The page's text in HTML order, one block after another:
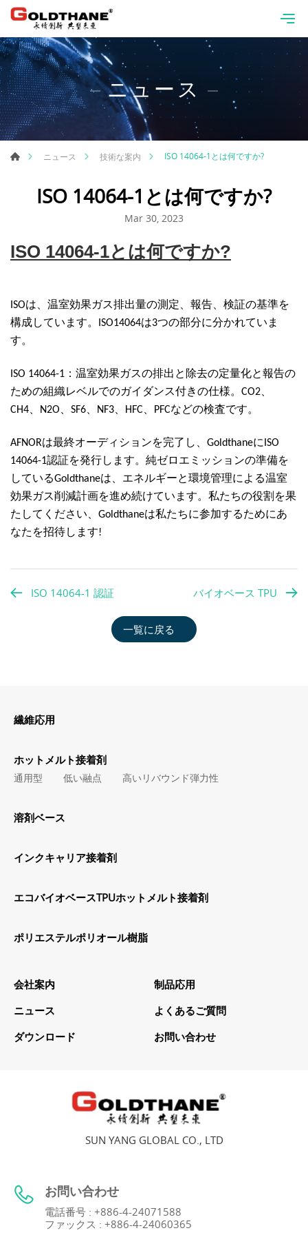
ニュース
ニュース 技術な案内 ISO 14064-1とは何ですか?
ISO 14064-1とは何ですか?
Mar 30, 2023
ISO 14064-1とは何ですか?
ISOは、温室効果ガス排出量の測定、報告、検証の基準を
構成しています。
ISO14064は3つの部分に分かれていま
す。
ISO 14064-1 ：温室効果ガスの排出と除去の定量化と報告の
ための組織レベルでのガイダンス付きの仕様。 CO2
CH4 N2O SF6 NF3 HFC PFCなどの検査です。
AFNORは最終オーディションを完了し、 Goldthaneに ISO
14064-1認証を発行します。純ゼロエミッションの準備を
しているGoldthaneは、エネルギーと環境管理による温室
効果ガス削減計画を進め続けています。私たちの役割を果
たしてください、 Goldthaneは私たちに参加するためにあ
なたを招待します!
ISO 14064-1 認証 バイオベース TPU
一覧に戻る
繊維応用
ホットメルト接着剤
通用型 低い融点 高いリバウンド弾力性
溶剤ベース
インクキャリア接着剤
エコバイオベースTPUホットメルト接着剤
ポリエステルポリオール樹脂
会社案内
制品応用
ニュース
よくあるご質問
ダウンロード
お問い合わせ
SUN YANG GLOBAL CO., LTD
お問い合わせ
電話番号 : +886-4-24071588
ファックス : +886-4-24060365